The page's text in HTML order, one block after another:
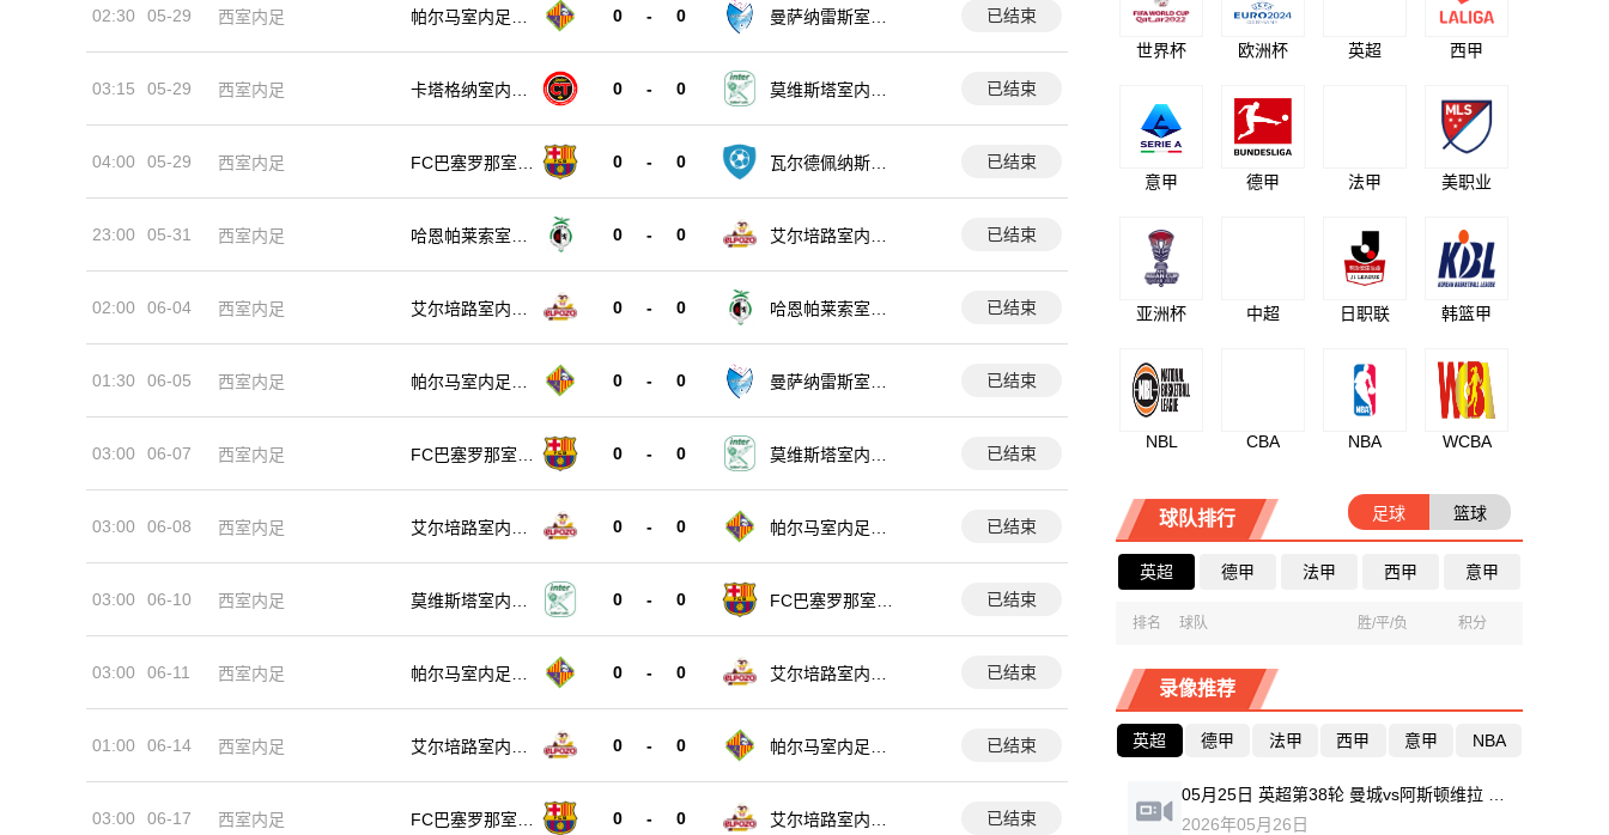
02:30 05-29 西室内足
帕尔马室内足球
0 - 0
曼萨纳雷斯室内
已结束
03:15 05-29 西室内足
卡塔格纳室内足
0 - 0
莫维斯塔室内足
已结束
04:00 05-29 西室内足
FC巴塞罗那室内
0 - 0
瓦尔德佩纳斯室
已结束
23:00 05-31 西室内足
哈恩帕莱索室内
0 - 0
艾尔培路室内足
已结束
02:00 06-04 西室内足
艾尔培路室内足
0 - 0
哈恩帕莱索室内
已结束
01:30 06-05 西室内足
帕尔马室内足球
0 - 0
曼萨纳雷斯室内
已结束
03:00 06-07 西室内足
FC巴塞罗那室内
0 - 0
莫维斯塔室内足
已结束
03:00 06-08 西室内足
艾尔培路室内足
0 - 0
帕尔马室内足球
已结束
03:00 06-10 西室内足
莫维斯塔室内足
0 - 0
FC巴塞罗那室内
已结束
03:00 06-11 西室内足
帕尔马室内足球
0 - 0
艾尔培路室内足
已结束
01:00 06-14 西室内足
艾尔培路室内足
0 - 0
帕尔马室内足球
已结束
03:00 06-17 西室内足
FC巴塞罗那室内
0 - 0
艾尔培路室内足
已结束
世界杯 欧洲杯 英超 西甲
意甲 德甲 法甲 美职业
亚洲杯 中超 日职联 韩篮甲
NBL CBA NBA WCBA
球队排行 足球 篮球
英超 德甲 法甲 西甲 意甲
排名 球队 胜/平/负 积分
录像推荐
英超 德甲 法甲 西甲 意甲 NBA
2026年05月26日